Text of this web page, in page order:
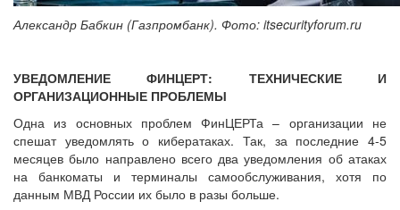
Александр Бабкин (Газпромбанк). Фото: itsecurityforum.ru
УВЕДОМЛЕНИЕ ФИНЦЕРТ: ТЕХНИЧЕСКИЕ И
ОРГАНИЗАЦИОННЫЕ ПРОБЛЕМЫ
Одна из основных проблем ФинЦЕРТа – организации не
спешат уведомлять о кибератаках. Так, за последние 4-5
месяцев было направлено всего два уведомления об атаках
на банкоматы и терминалы самообслуживания, хотя по
данным МВД России их было в разы больше.